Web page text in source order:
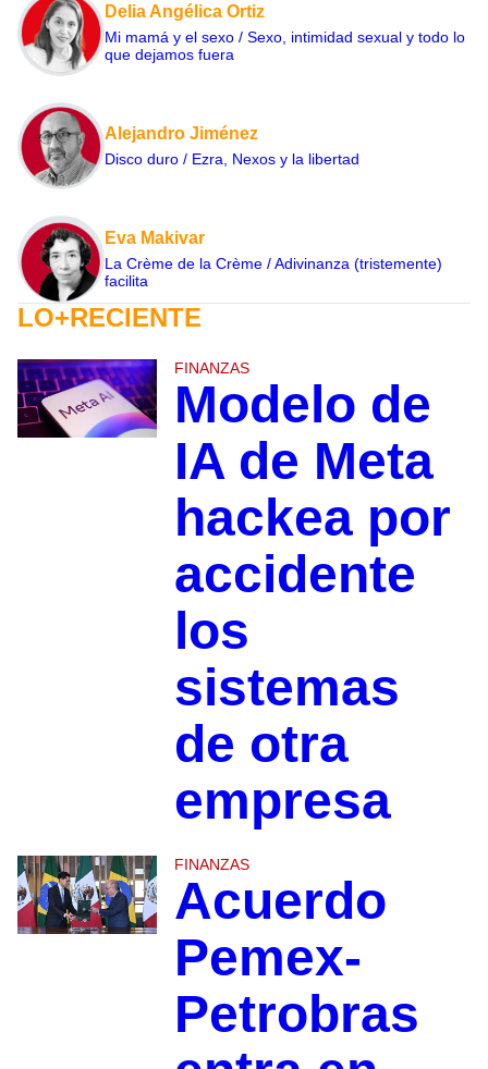
Delia Angélica Ortiz
Mi mamá y el sexo / Sexo, intimidad sexual y todo lo
que dejamos fuera
Alejandro Jiménez
Disco duro / Ezra, Nexos y la libertad
Eva Makivar
La Crème de la Crème / Adivinanza (tristemente)
facilita
LO+RECIENTE
FINANZAS
Modelo de
IA de Meta
hackea por
accidente
los
sistemas
de otra
empresa
FINANZAS
Acuerdo
Pemex-
Petrobras